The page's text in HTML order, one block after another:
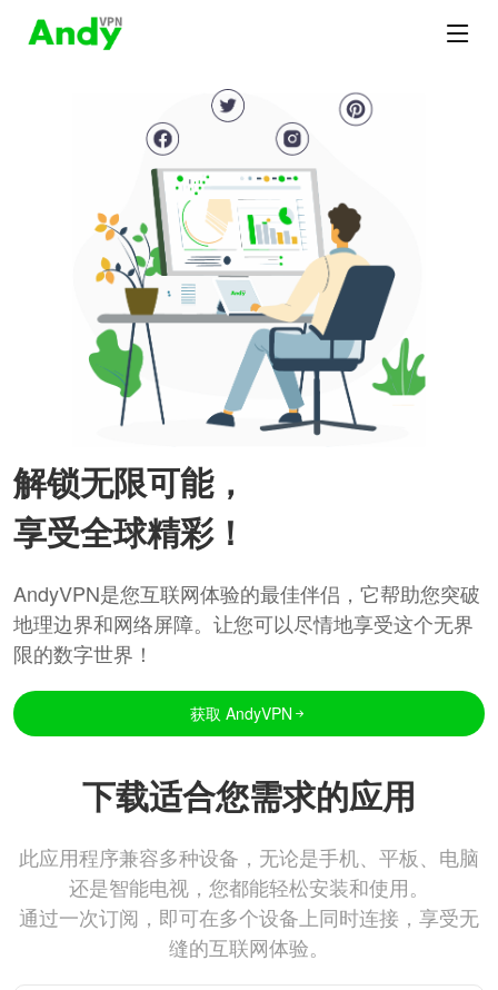
解锁无限可能，
享受全球精彩！
AndyVPN是您互联网体验的最佳伴侣，它帮助您突破
地理边界和网络屏障。让您可以尽情地享受这个无界
限的数字世界！
获取 AndyVPN
下载适合您需求的应用
此应用程序兼容多种设备，无论是手机、平板、电脑
还是智能电视，您都能轻松安装和使用。
通过一次订阅，即可在多个设备上同时连接，享受无
缝的互联网体验。